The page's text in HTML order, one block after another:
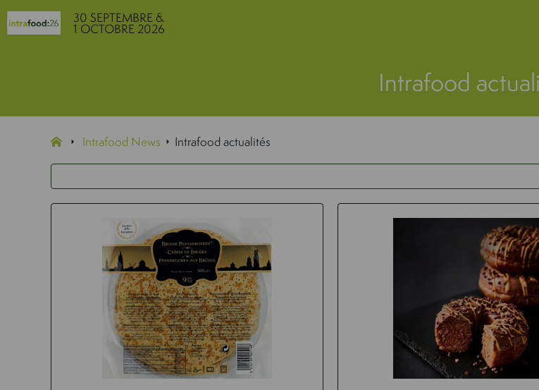
30 SEPTEMBRE &
1 OCTOBRE 2026
Intrafood
Intrafood News Intrafood actualités